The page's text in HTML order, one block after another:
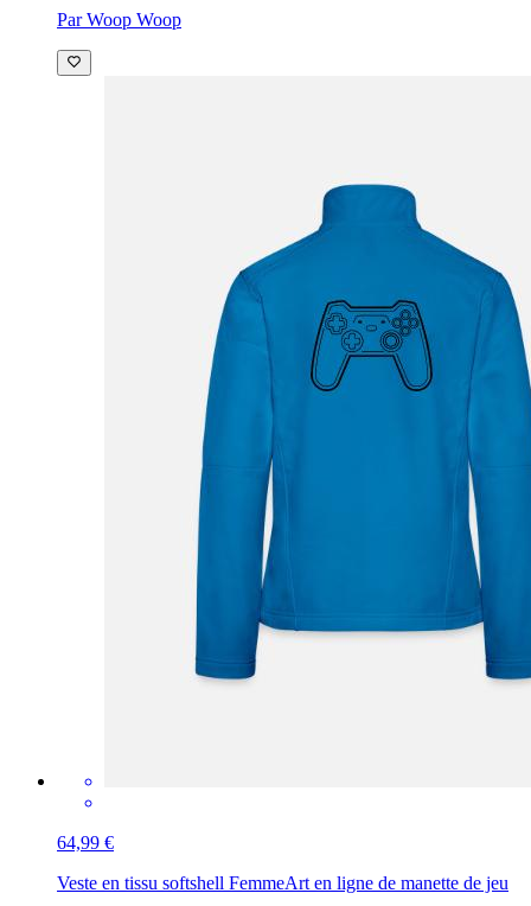
Par Woop Woop
64,99 €
Veste en tissu softshell FemmeArt en ligne de manette de jeu